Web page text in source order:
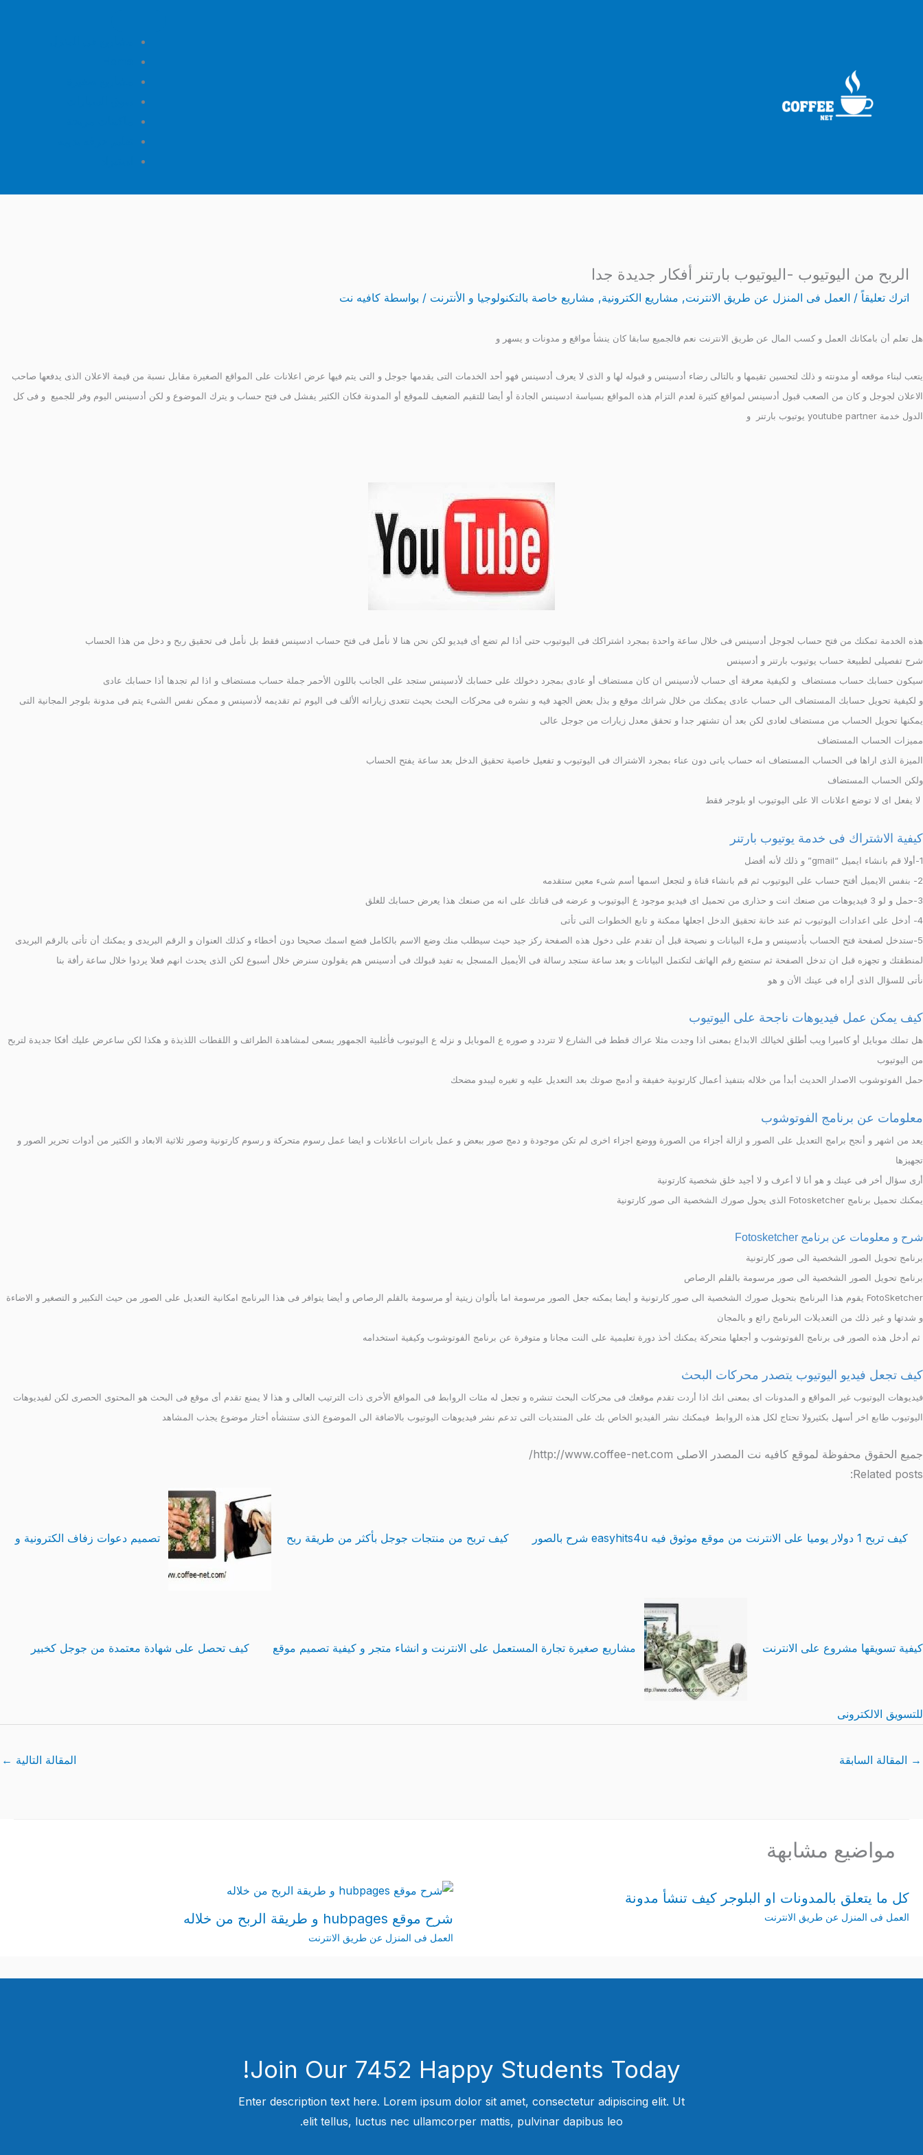
الربح من اليوتيوب -اليوتيوب بارتنر أفكار جديدة جدا
اترك تعليقاً / العمل فى المنزل عن طريق الانترنت, مشاريع الكترونية, مشاريع خاصة بالتكنولوجيا و الأنترنت / بواسطة كافيه نت
هل تعلم أن بامكانك العمل و كسب المال عن طريق الانترنت نعم فالجميع سابقا كان ينشأ مواقع و مدونات و يسهر و
يتعب لبناء موقعه أو مدونته و ذلك لتحسين تقيمها و بالتالى رضاء أدسينس و قبوله لها و الذى لا يعرف أدسينس فهو أحد الخدمات التى يقدمها جوجل و التى يتم فيها عرض اعلانات على المواقع الصغيرة مقابل نسبة من قيمة الاعلان الذى يدفعها صاحب
الاعلان لجوجل و كان من الصعب قبول أدسينس لمواقع كثيرة لعدم التزام هذه المواقع بسياسة ادسينس الجادة أو أيضا للتقيم الضعيف للموقع أو المدونة فكان الكثير يفشل فى فتح حساب و يترك الموضوع و لكن أدسينس اليوم وفر للجميع و فى كل
الدول خدمة youtube partner يوتيوب بارتنر و
هذه الخدمة تمكنك من فتح حساب لجوجل أدسينس فى خلال ساعة واحدة بمجرد اشتراكك فى اليوتيوب حتى أذا لم تضع أى فيديو لكن نحن هنا لا نأمل فى فتح حساب ادسينس فقط بل نأمل فى تحقيق ربح و دخل من هذا الحساب
شرح تفصيلى لطبيعة حساب يوتيوب بارتنر و أدسينس
سيكون حسابك حساب مستضاف و لكيفية معرفة أى حساب لأدسينس ان كان مستضاف أو عادى بمجرد دخولك على حسابك لأدسينس ستجد على الجانب باللون الأحمر جملة حساب مستضاف و اذا لم تجدها أذا حسابك عادى
و لكيفية تحويل حسابك المستضاف الى حساب عادى يمكنك من خلال شرائك موقع و بذل بعض الجهد فيه و نشره فى محركات البحث بحيث تتعدى زياراته الألف فى اليوم ثم تقديمه لأدسينس و ممكن نفس الشىء يتم فى مدونة بلوجر المجانية التى
يمكنها تحويل الحساب من مستضاف لعادى لكن بعد أن تشتهر جدا و تحقق معدل زيارات من جوجل عالى
مميزات الحساب المستضاف
الميزة الذى اراها فى الحساب المستضاف انه حساب ياتى دون عناء بمجرد الاشتراك فى اليوتيوب و تفعيل خاصية تحقيق الدخل بعد ساعة يفتح الحساب
ولكن الحساب المستضاف
لا يفعل اى لا توضع اعلانات الا على اليوتيوب او بلوجر فقط
كيفية الاشتراك فى خدمة يوتيوب بارتنر
1-أولا قم بانشاء ايميل “gmail” و ذلك لأنه أفضل
2- بنفس الايميل أفتح حساب على اليوتيوب ثم قم بانشاء قناة و لتجعل اسمها أسم شىء معين ستقدمه
3-حمل و لو 3 فيديوهات من صنعك انت و حذارى من تحميل اى فيديو موجود ع اليوتيوب و عرضه فى قناتك على انه من صنعك هذا يعرض حسابك للغلق
4- أدخل على اعدادات اليوتيوب ثم عند خانة تحقيق الدخل اجعلها ممكنة و تابع الخطوات التى تأتى
5-ستدخل لصفحة فتح الحساب بأدسينس و ملء البيانات و نصيحة قبل أن تقدم على دخول هذه الصفحة ركز جيد حيث سيطلب منك وضع الاسم بالكامل فضع اسمك صحيحا دون أخطاء و كذلك العنوان و الرقم البريدى و يمكنك أن تأتى بالرقم البريدى
لمنطقتك و تجهزه قبل ان تدخل الصفحة ثم ستضع رقم الهاتف لتكتمل البيانات و بعد ساعة ستجد رسالة فى الأيميل المسجل به تفيد قبولك فى أدسينس هم يقولون سنرض خلال أسبوع لكن الذى يحدث انهم فعلا يردوا خلال ساعة رأفة بنا
نأتى للسؤال الذى أراه فى عينك الأن و هو
كيف يمكن عمل فيديوهات ناجحة على اليوتيوب
هل تملك موبايل أو كاميرا ويب أطلق لخيالك الابداع بمعنى اذا وجدت مثلا عراك قطط فى الشارع لا تتردد و صوره ع الموبايل و نزله ع اليوتيوب فأغلبية الجمهور يسعى لمشاهدة الطرائف و اللقطات اللذيذة و هكذا لكن ساعرض عليك أفكا جديدة لتربح
من اليوتيوب
حمل الفوتوشوب الاصدار الحديث أبدأ من خلاله بتنفيذ أعمال كارتونية خفيفة و أدمج صوتك بعد التعديل عليه و تغيره ليبدو مضحك
معلومات عن برنامج الفوتوشوب
يعد من اشهر و أنجح برامج التعديل على الصور و ازالة أجزاء من الصورة ووضع اجزاء اخرى لم تكن موجودة و دمج صور ببعض و عمل بانرات اىاعلانات و ايضا عمل رسوم متحركة و رسوم كارتونية وصور ثلاثية الابعاد و الكثير من أدوات تحرير الصور و
تجهيزها
أرى سؤال أخر فى عينك و هو أنا لا أعرف و لا أجيد خلق شخصية كارتونية
يمكنك تحميل برنامج Fotosketcher الذى يحول صورك الشخصية الى صور كارتونية
شرح و معلومات عن برنامج Fotosketcher
برنامج تحويل الصور الشخصية الى صور كارتونية
برنامج تحويل الصور الشخصية الى صور مرسومة بالقلم الرصاص
FotoSketcher يقوم هذا البرنامج بتحويل صورك الشخصية الى صور كارتونية و أيضا يمكنه جعل الصور مرسومة اما بألوان زيتية أو مرسومة بالقلم الرصاص و أيضا يتوافر فى هذا البرنامج امكانية التعديل على الصور من حيث التكبير و التصغير و الاضاءة
و شدتها و غير ذلك من التعديلات البرنامج رائع و بالمجان
ثم أدخل هذه الصور فى برنامج الفوتوشوب و أجعلها متحركة يمكنك أخذ دورة تعليمية على النت مجانا و متوفرة عن برنامج الفوتوشوب وكيفية استخدامه
كيف تجعل فيديو اليوتيوب يتصدر محركات البحث
فيديوهات اليوتيوب غير المواقع و المدونات اى بمعنى انك اذا أردت تقدم موقعك فى محركات البحث تنشره و تجعل له مئات الروابط فى المواقع الأخرى ذات الترتيب العالى و هذا لا يمنع تقدم أى موقع فى البحث هو المحتوى الحصرى لكن لفيديوهات
اليوتيوب طابع اخر أسهل بكثيرولا تحتاج لكل هذه الروابط فيمكنك نشر الفيديو الخاص بك على المنتديات التى تدعم نشر فيديوهات اليوتيوب بالاضافة الى الموضوع الذى ستنشأه أختار موضوع يجذب المشاهد
جميع الحقوق محفوظة لموقع كافيه نت المصدر الاصلى http://www.coffee-net.com/
Related posts:
كيف تربح 1 دولار يوميا على الانترنت من موقع موثوق فيه easyhits4u شرح بالصور كيف تربح من منتجات جوجل بأكثر من طريقة ربح تصميم دعوات زفاف الكترونية و
كيفية تسويقها مشروع على الانترنت مشاريع صغيرة تجارة المستعمل على الانترنت و انشاء متجر و كيفية تصميم موقع كيف تحصل على شهادة معتمدة من جوجل كخبير
للتسويق الالكترونى
→ المقالة السابقة المقالة التالية ←
مواضيع مشابهة
كل ما يتعلق بالمدونات او البلوجر كيف تنشأ مدونة
العمل فى المنزل عن طريق الانترنت شرح موقع hubpages و طريقة الربح من خلاله
العمل فى المنزل عن طريق الانترنت
Join Our 7452 Happy Students​ Today!
Enter description text here. Lorem ipsum dolor sit amet, consectetur adipiscing elit. Ut
elit tellus, luctus nec ullamcorper mattis, pulvinar dapibus leo.​